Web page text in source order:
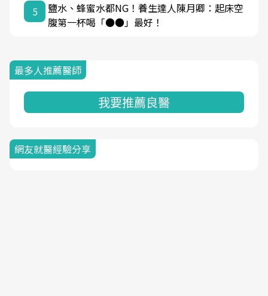
5
鹽水、蜂蜜水都NG！養生達人陳月卿：起床空
腹第一杯喝「●●」最好！
最多人推薦醫師
我要推薦良醫
網友就醫經驗分享